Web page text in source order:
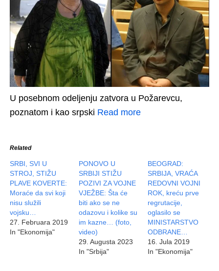
U posebnom odeljenju zatvora u Požarevcu,
poznatom i kao srpski Read more
Related
SRBI, SVI U
STROJ, STIŽU
PLAVE KOVERTE:
Moraće da svi koji
nisu služili
vojsku…
27. Februara 2019
In "Ekonomija"
PONOVO U
SRBIJI STIŽU
POZIVI ZA VOJNE
VJEŽBE: Šta će
biti ako se ne
odazovu i kolike su
im kazne… (foto,
video)
29. Augusta 2023
In "Srbija"
BEOGRAD:
SRBIJA, VRAĆA
REDOVNI VOJNI
ROK, kreću prve
regrutacije,
oglasilo se
MINISTARSTVO
ODBRANE…
16. Jula 2019
In "Ekonomija"